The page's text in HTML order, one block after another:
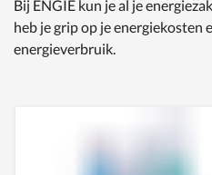
Bij ENGIE kun je al je
heb je grip op je energiekosten
energieverbruik.